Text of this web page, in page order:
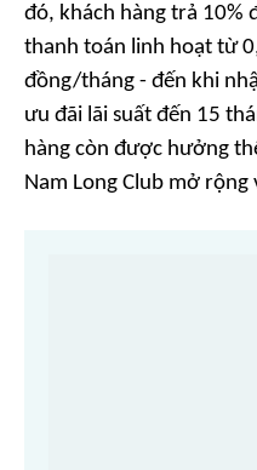
đó, khách hàng trả 10%
thanh toán linh hoạt từ
đồng/tháng - đến khi
ưu đãi lãi suất đến 15
hàng còn được hưởng
Nam Long Club mở